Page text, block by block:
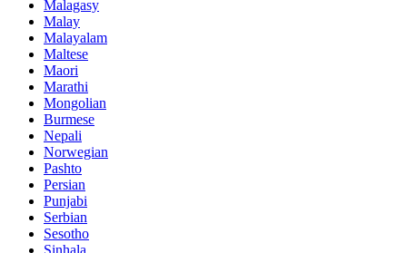
Malagasy
Malay
Malayalam
Maltese
Maori
Marathi
Mongolian
Burmese
Nepali
Norwegian
Pashto
Persian
Punjabi
Serbian
Sesotho
Sinhala